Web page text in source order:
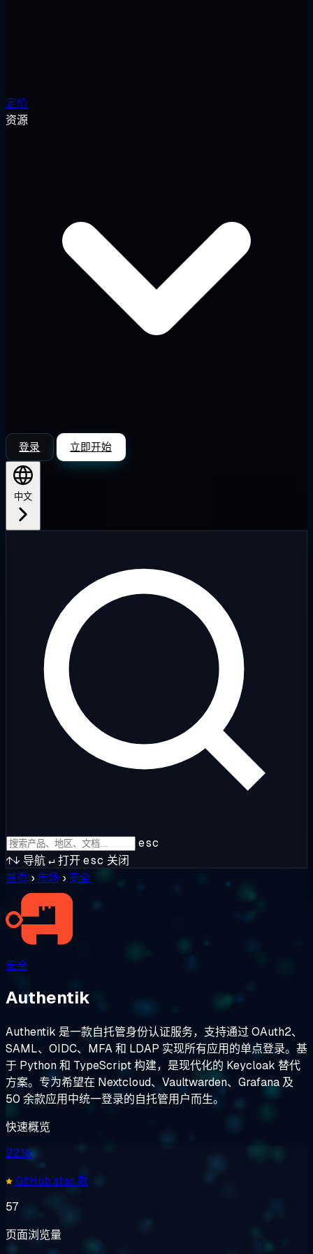
定价
资源
登录 立即开始
中文
esc
↑↓ 导航↵打开esc 关闭
首页 ›市场 › 安全
安全
Authentik
Authentik 是一款自托管身份认证服务，支持通过 OAuth2、
SAML、OIDC、MFA 和 LDAP 实现所有应用的单点登录。基
于 Python 和 TypeScript 构建，是现代化的 Keycloak 替代
方案。专为希望在 Nextcloud、Vaultwarden、Grafana 及
50 余款应用中统一登录的自托管用户而生。
快速概览
22.1k
GitHub star 数
57
页面浏览量